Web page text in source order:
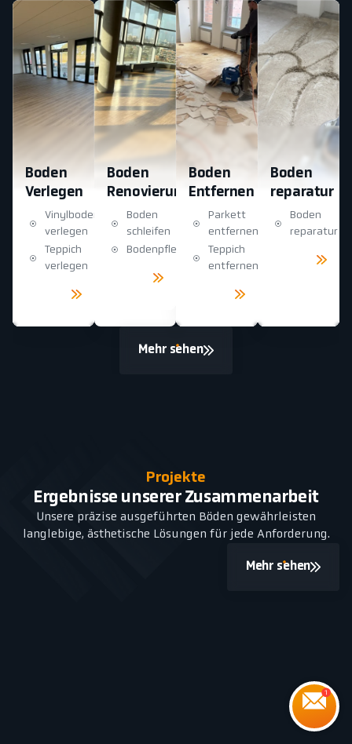
Boden
Verlegen
Vinylboden
verlegen
Teppich
verlegen
Boden
Renovierung
Boden
schleifen
Bodenpflege
Boden
Entfernen
Parkett
entfernen
Teppich
entfernen
Boden
reparatur
Boden
reparatur
Mehr sehen
Projekte
Ergebnisse unserer Zusammenarbeit
Unsere präzise ausgeführten Böden gewährleisten
langlebige, ästhetische Lösungen für jede Anforderung.
Mehr sehen